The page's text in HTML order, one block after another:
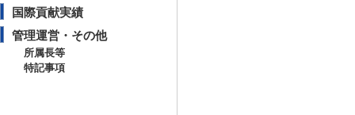
国際貢献実績
管理運営・その他
所属長等
特記事項